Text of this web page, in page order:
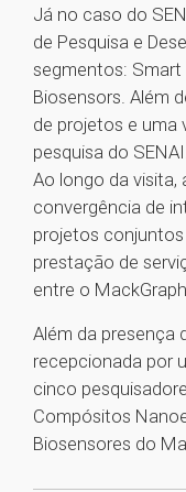
Já no caso do
de Pesquisa e
segmentos: Smart
Biosensors. Além
de projetos e uma
pesquisa do
Ao longo da visita,
convergência de
projetos conjuntos
prestação de
entre o
Além da presença
recepcionada por
cinco
Compósitos
Biosensores do